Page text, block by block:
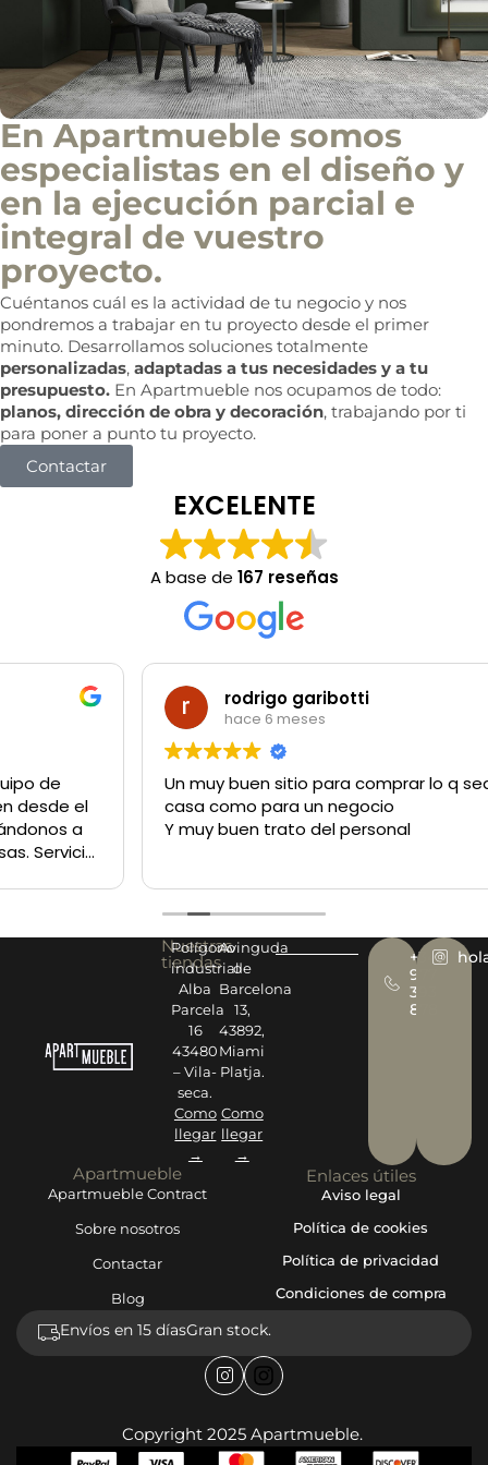
En Apartmueble somos
especialistas en el diseño y
en la ejecución parcial e
integral de vuestro
proyecto.
Cuéntanos cuál es la actividad de tu negocio y nos
pondremos a trabajar en tu proyecto desde el primer
minuto. Desarrollamos soluciones totalmente
personalizadas, adaptadas a tus necesidades y a tu
presupuesto. En Apartmueble nos ocupamos de todo:
planos, dirección de obra y decoración, trabajando por ti
para poner a punto tu proyecto.
Contactar
EXCELENTE
A base de 167 reseñas
rodrigo garibotti
hace 6 meses
Un muy buen sitio para comprar lo q sea tanto para la
casa como para un negocio
Y muy buen trato del personal
Nuestras
tiendas
Polígono
industrial
Alba
Parcela
16
43480
– Vila-
seca.
Como
llegar
→
Avinguda
de
Barcelona
13,
43892,
Miami
Platja.
Como
llegar
→
+34
977
393
878
Apartmueble
Apartmueble Contract
Sobre nosotros
Contactar
Blog
Enlaces útiles
Aviso legal
Política de cookies
Política de privacidad
Condiciones de compra
Envíos en 15 díasGran stock.
Copyright 2025 Apartmueble.